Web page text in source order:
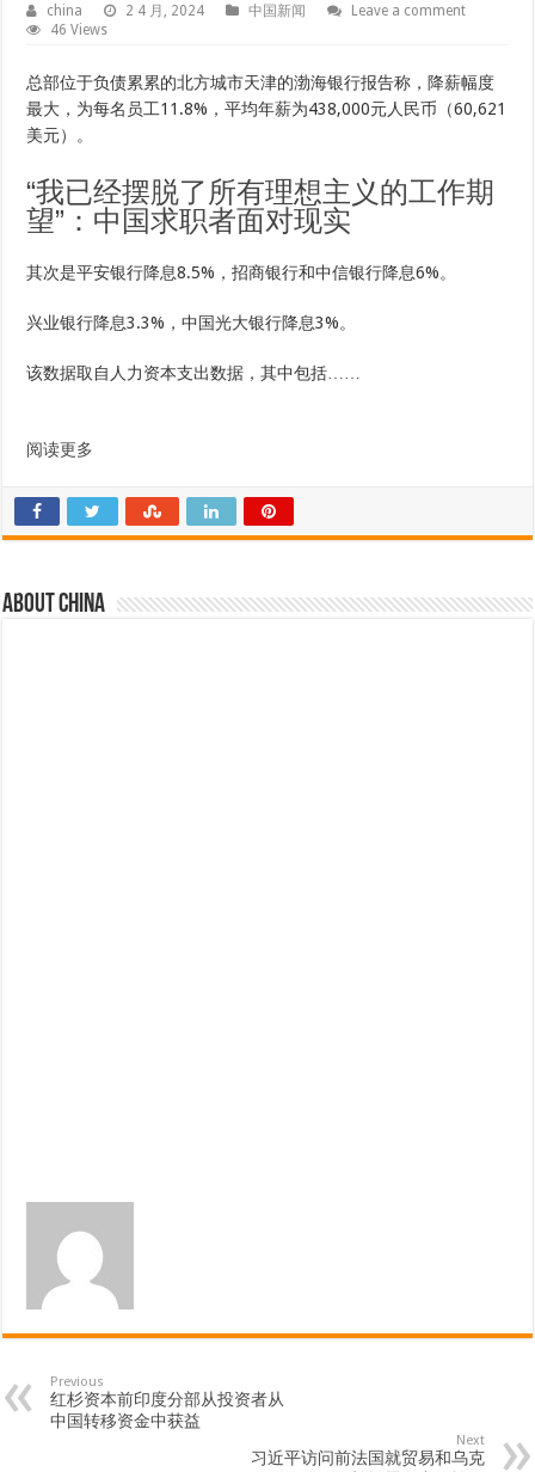
china 2 4 月, 2024 中国新闻
Leave a comment
46 Views
总部位于负债累累的北方城市天津的渤海银行报告称，降薪幅度
最大，为每名员工11.8%，平均年薪为438,000元人民币（60,621
美元）。
“我已经摆脱了所有理想主义的工作期
望”：中国求职者面对现实
其次是平安银行降息8.5%，招商银行和中信银行降息6%。
兴业银行降息3.3%，中国光大银行降息3%。
该数据取自人力资本支出数据，其中包括……
阅读更多
About china
Previous
红杉资本前印度分部从投资者从
中国转移资金中获益
Next
习近平访问前法国就贸易和乌克